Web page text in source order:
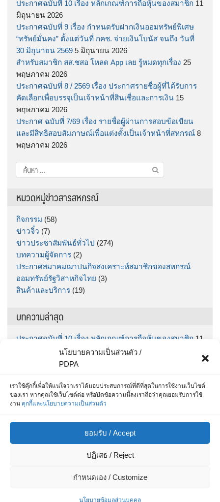
นโยบายความเป็นส่วนตัว /
PDPA
เราใช้คุ๊กกี้เพื่อให้แน่ใจว่าเราได้มอบประสบการณ์ที่ดีที่สุดในการใช้งานเว็บไซต์
ของเรา หากคุณใช้เว็บไซต์ต่อ หรือปิดข้อความนี้ลงเราถือว่าคุณยอมรับการใช้
งาน คุกกี้และนโยบายความเป็นส่วนตัว
ยอมรับ / Accept
ปฏิเสธ / Reject
กำหนดเอง / Customize
นโยบายข้อมูลส่วนบุคคล
ประกาศฉบับที่ 10 เรื่อง หลักเกณฑ์การถือหุ้นของสมาชิก 11
มิถุนายน 2026
ประกาศฉบับที่ 9 เรื่อง กำหนดรับฝากเงินออมทรัพย์พิเศษ
“ทรัพย์มั่นคง” ตั้งแต่วันที่ กคช. จ่ายเงินโบนัส จนถึง วันที่
30 มิถุนายน 2569 5 มิถุนายน 2026
สำหรับสมาชิก สส.ชสอ โหลด App เลย รู้หมดทุกเรื่อง 25
พฤษภาคม 2026
ประกาศฉบับที่ 8 / 2569 เรื่อง ประกาศรายชื่อผู้ที่ได้รับการ
คัดเลือกเพื่อบรรจุเป็นเจ้าหน้าที่สินเชื่อและการเงิน 15
พฤษภาคม 2026
ประกาศ ฉบับที่ 7/69 เรื่อง รายชื่อผู้ผ่านการสอบข้อเขียน
และมีสิทธิสอบสัมภาษณ์เพื่อแต่งตั้งเป็นเจ้าหน้าที่สหกรณ์ 8
พฤษภาคม 2026
ค้นหา
สำหรับ:
หมวดหมู่ข่าวสารสหกรณ์
กิจกรรม (58)
ข่าวจิ๋ว (7)
ข่าวประชาสัมพันธ์ทั่วไป (274)
บทความผู้จัดการ (2)
ประกาศสมาคมฌาปนกิจสงเคราะห์สมาชิกของสหกรณ์
ออมทรัพย์รัฐวิสาหกิจไทย (3)
สินค้าและบริการ (19)
บทความล่าสุด
ประกาศฉบับที่ 10 เรื่อง หลักเกณฑ์การถือหุ้นของสมาชิก 11
มิถุนายน 2026
ประกาศฉบับที่ 9 เรื่อง กำหนดรับฝากเงินออมทรัพย์พิเศษ
30 มิถุนายน 2569 5 มิถุนายน 2026
สำหรับสมาชิก สส.ชสอ โหลด App เลย รู้หมดทุกเรื่อง 25
พฤษภาคม 2026
ประกาศฉบับที่ 8 / 2569 เรื่อง ประกาศรายชื่อผู้ที่ได้รับการ
คัดเลือกเพื่อบรรจุเป็นเจ้าหน้าที่สินเชื่อและการเงิน
พฤษภาคม 2026
ประกาศ ฉบับที่ 7/69 เรื่อง รายชื่อผู้ผ่านการสอบข้อเขียน